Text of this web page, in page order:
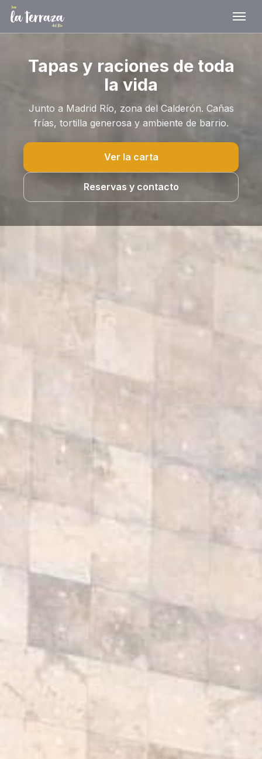
Tapas y raciones de toda
la vida
Junto a Madrid Río, zona del Calderón. Cañas
frías, tortilla generosa y ambiente de barrio.
Ver la carta
Reservas y contacto